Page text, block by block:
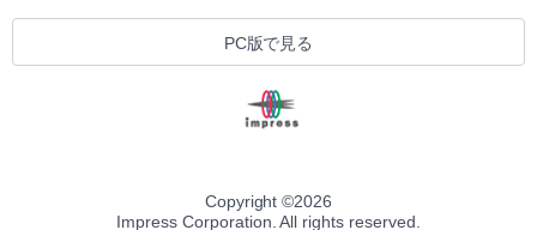
PC版で見る
Copyright ©2026
Impress Corporation. All rights reserved.